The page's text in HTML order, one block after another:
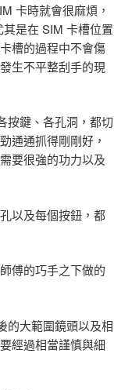
卡時就會很麻煩，
是在 SIM 卡槽位置
槽的過程中不會傷
生不平整刮手的現
按鍵、各孔洞，都切
通通抓得剛剛好，
要很強的功力以及
以及每個按鈕，都
傅的巧手之下做的
的大範圍鏡頭以及相
經過相當謹慎與細